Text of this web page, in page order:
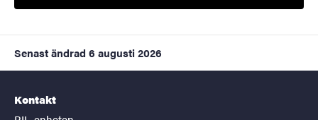
Senast ändrad 6 augusti 2026
Kontakt